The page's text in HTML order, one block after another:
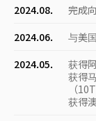
2024.08.
完成
2024.06.
与美
2024.05.
获得
获得
（
获得